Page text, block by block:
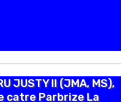
JUSTY II (JMA, MS),
catre Parbrize La